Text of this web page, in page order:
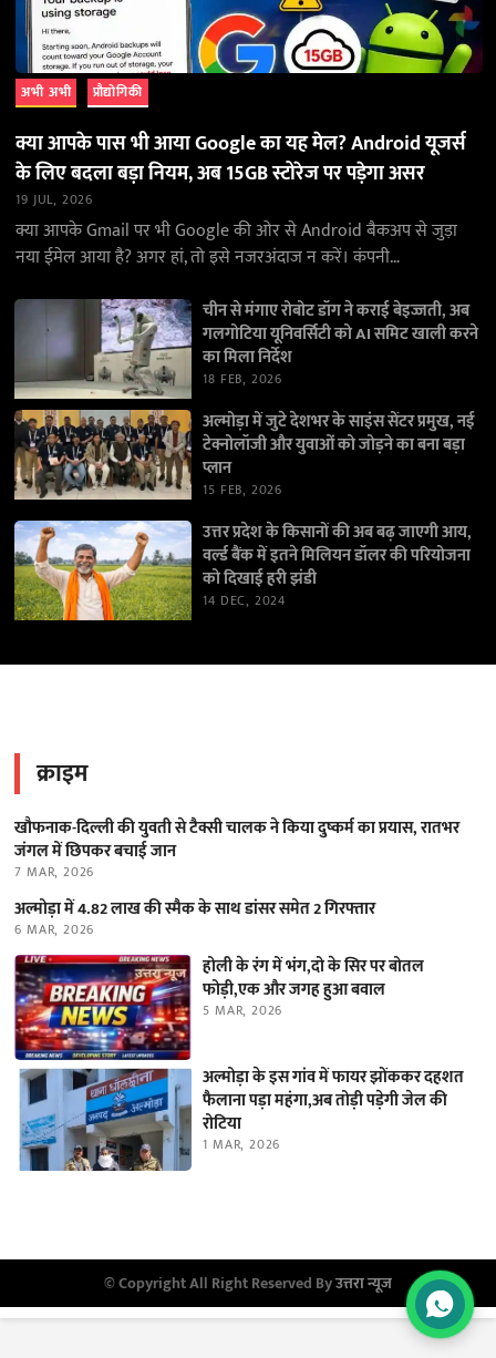
अभी अभी प्रौद्योगिकी
क्या आपके पास भी आया Google का यह मेल? Android यूजर्स
के लिए बदला बड़ा नियम, अब 15GB स्टोरेज पर पड़ेगा असर
19 JUL, 2026
क्या आपके Gmail पर भी Google की ओर से Android बैकअप से जुड़ा
नया ईमेल आया है? अगर हां, तो इसे नजरअंदाज न करें। कंपनी…
चीन से मंगाए रोबोट डॉग ने कराई बेइज्जती, अब
गलगोटिया यूनिवर्सिटी को AI समिट खाली करने
का मिला निर्देश
18 FEB, 2026
अल्मोड़ा में जुटे देशभर के साइंस सेंटर प्रमुख, नई
टेक्नोलॉजी और युवाओं को जोड़ने का बना बड़ा
प्लान
15 FEB, 2026
उत्तर प्रदेश के किसानों की अब बढ़ जाएगी आय,
वर्ल्ड बैंक में इतने मिलियन डॉलर की परियोजना
को दिखाई हरी झंडी
14 DEC, 2024
क्राइम
खौफनाक-दिल्ली की युवती से टैक्सी चालक ने किया दुष्कर्म का प्रयास, रातभर
जंगल में छिपकर बचाई जान
7 MAR, 2026
अल्मोड़ा में 4.82 लाख की स्मैक के साथ डांसर समेत 2 गिरफ्तार
6 MAR, 2026
होली के रंग में भंग,दो के सिर पर बोतल
फोड़ी,एक और जगह हुआ बवाल
5 MAR, 2026
अल्मोड़ा के इस गांव में फायर झोंककर दहशत
फैलाना पड़ा महंगा,अब तोड़ी पड़ेगी जेल की
रोटिया
1 MAR, 2026
© Copyright All Right Reserved Byउत्तरा न्यूज